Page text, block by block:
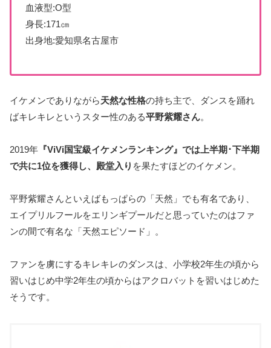
血液型:O型
身長:171㎝
出身地:愛知県名古屋市
イケメンでありながら天然な性格の持ち主で、ダンスを踊れ
ばキレキレというスター性のある平野紫耀さん。
2019年 『ViVi国宝級イケメンランキング』では上半期･下半期
で共に1位を獲得し、殿堂入り を果たすほどのイケメン。
平野紫耀さんといえばもっぱらの「天然」でも有名であり、
エイプリルフールをエリンギプールだと思っていたのはファ
ンの間で有名な「天然エピソード」。
ファンを虜にするキレキレのダンスは、小学校2年生の頃から
習いはじめ中学2年生の頃からはアクロバットを習いはじめた
そうです。